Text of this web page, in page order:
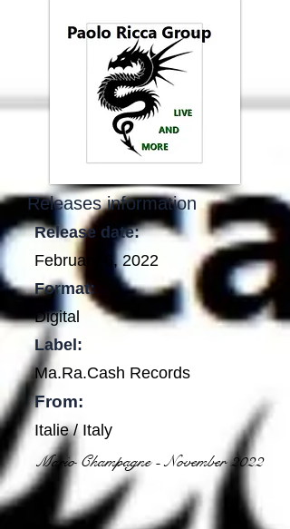
Releases information
Release date:
February 6, 2022
Format:
Digital
Label:
Ma.Ra.Cash Records
From:
Italie / Italy
Mario Champagne - November 2022